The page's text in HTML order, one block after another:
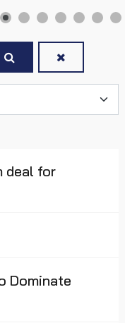
deal for
Dominate